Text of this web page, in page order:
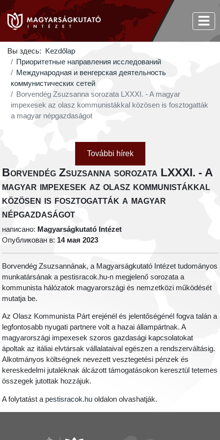
Вы здесь:
Kezdőlap
Приоритетные направления исследований
Международная и венгерская деятельность
коммунистических сетей
Borvendég Zsuzsanna sorozata LXXXI. - A magyar
impexesek az olasz kommunistákkal közösen is fosztogatták
a magyar népgazdaságot
További hírek
Borvendég Zsuzsanna sorozata LXXXI. - A
magyar impexesek az olasz kommunistákkal
közösen is fosztogatták a magyar
népgazdaságot
написано: Magyarságkutató Intézet
Опубликован в: 14 мая 2023
Borvendég Zsuzsannának, a Magyarságkutató Intézet tudományos
munkatársának a pestisracok.hu-n megjelenő sorozata a
kommunista hálózatok magyarországi és nemzetközi működését
mutatja be.
Az Olasz Kommunista Párt erejénél és jelentőségénél fogva talán a
legfontosabb nyugati partnere volt a hazai állampártnak. A
magyarországi impexesek szoros gazdasági kapcsolatokat
ápoltak az itáliai elvtársak vállalataival egészen a rendszerváltásig.
Alkotmányos költségnek nevezett vesztegetési pénzek és
kereskedelmi jutaléknak álcázott támogatásokon keresztül tetemes
összegek jutottak hozzájuk.
A folytatást a pestisracok.hu oldalon olvashatják.